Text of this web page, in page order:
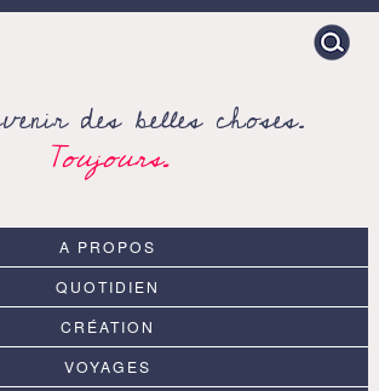
Search
for:
des belles choses.
Toujours.
A PROPOS
QUOTIDIEN
CRÉATION
VOYAGES